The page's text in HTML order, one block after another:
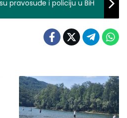
pravosuđe i policiju u BiH